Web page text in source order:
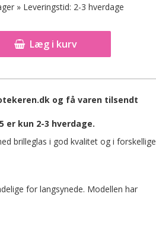
Læg i kurv
» Leveringstid: 2-3 hverdage
og få varen tilsendt
er kun 2-3 hverdage.
brilleglas i god kvalitet og i forskellige
for langsynede. Modellen har